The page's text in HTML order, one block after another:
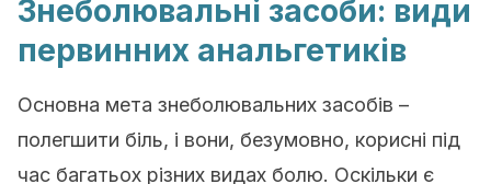
Знеболювальні засоби: види
первинних анальгетиків
Основна мета знеболювальних засобів –
полегшити біль, і вони, безумовно, корисні під
час багатьох різних видах болю. Оскільки є